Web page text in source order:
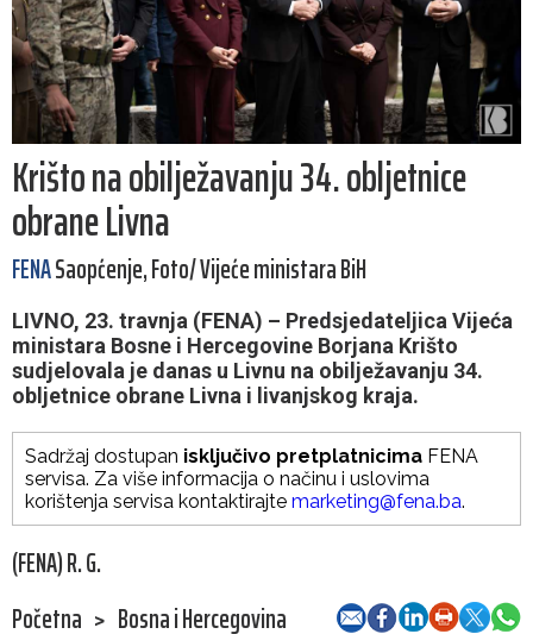
Krišto na obilježavanju 34. obljetnice
obrane Livna
FENASaopćenje, Foto/ Vijeće ministara BiH
LIVNO, 23. travnja (FENA) – Predsjedateljica Vijeća
ministara Bosne i Hercegovine Borjana Krišto
sudjelovala je danas u Livnu na obilježavanju 34.
obljetnice obrane Livna i livanjskog kraja.
Sadržaj dostupan isključivo pretplatnicima FENA
servisa. Za više informacija o načinu i uslovima
korištenja servisa kontaktirajte marketing@fena.ba.
(FENA) R. G.
Početna > Bosna i Hercegovina